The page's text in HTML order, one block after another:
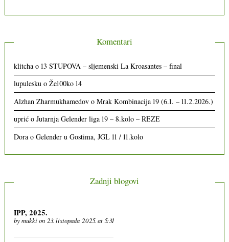
Komentari
klitcha o13 STUPOVA – sljemenski La Kroasantes – final
lupulesku oŽe100ko 14
Alzhan Zharmukhamedov oMrak Kombinacija 19 (6.1. – 11.2.2026.)
uprić oJutarnja Gelender liga 19 – 8.kolo – REZE
Dora oGelender u Gostima, JGL 11 / 11.kolo
Zadnji blogovi
IPP, 2025.
bymukkion 23. listopada 2025. at 5:31